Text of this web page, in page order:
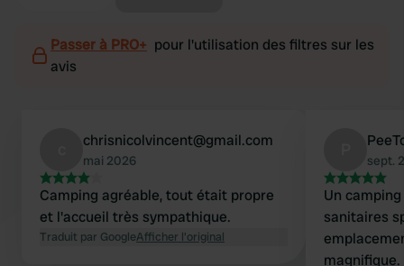
Passer à PRO+ pour l'utilisation des filtres sur les
avis
chrisnicolvincent@gmail.com
mai 2026
Camping agréable, tout était propre
et l'accueil très sympathique.
Traduit par GoogleAfficher l'original
sept.
Un
sanitaires